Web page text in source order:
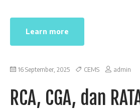
Learn more
16 September, 2025 CEMS admin
RCA, CGA, dan